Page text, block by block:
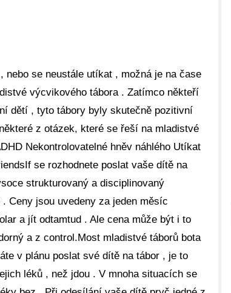
se neustále utíkat , možná je na čase
výcvikového tábora . Zatímco někteří
dětí , tyto tábory byly skutečně pozitivní
z otázek, které se řeší na mladistvé
Nekontrolovatelné hněv náhlého Utíkat
se rozhodnete poslat vaše dítě na
strukturovaný a disciplinovaný
Ceny jsou uvedeny za jeden měsíc
a jít odtamtud . Ale cena může být i to
a z control.Most mladistvé táborů bota
v plánu poslat své dítě na tábor , je to
léků , než jdou . V mnoha situacích se